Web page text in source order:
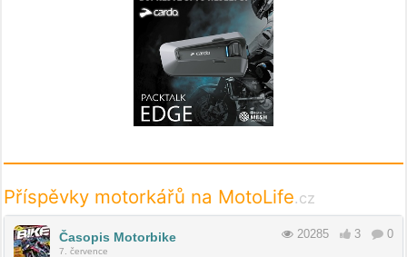
Příspěvky motorkářů na MotoLife.cz
Časopis Motorbike
7. července
20285 3 0